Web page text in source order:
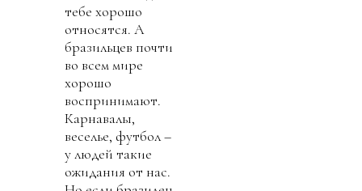
тебе хорошо
относятся. А
бразильцев почти
во всем мире
хорошо
воспринимают.
Карнавалы,
веселье, футбол –
у людей такие
ожидания от нас.